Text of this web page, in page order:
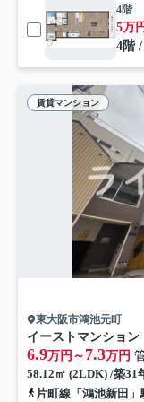
4階
5万
4階
賃貸マンション
東大阪市鴻池元町
イーストマンション
6.9万円～ 7.3万円
58.12㎡ (2LDK) /築31
片町線「鴻池新田」